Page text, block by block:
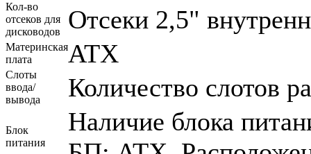
Кол-во
отсеков для
дисководов
Отсеки 2,5"
Материнская
плата
ATX
Слоты
ввода/
вывода
Количество слотов
Блок
питания
Наличие блока